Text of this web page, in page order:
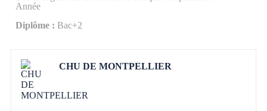
Année
Diplôme : Bac+2
CHU DE MONTPELLIER